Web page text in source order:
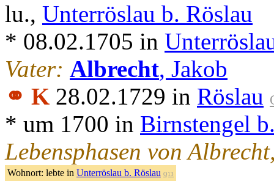
lu., Unterröslau b. Röslau
* 08.02.1705 in
Vater: Albrecht, Jakob
⚭ K 28.02.1729 in Röslau
* um 1700 in Birnstengel
Lebensphasen von
Wohnort: lebte in Unterröslau b. Röslau Q13